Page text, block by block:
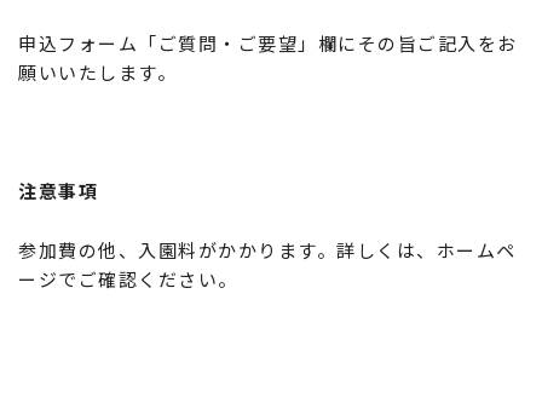
申込フォーム「ご質問・ご要望」欄にその旨ご記入をお
願いいたします。
注意事項
参加費の他、入園料がかかります。詳しくは、ホームペ
ージでご確認ください。